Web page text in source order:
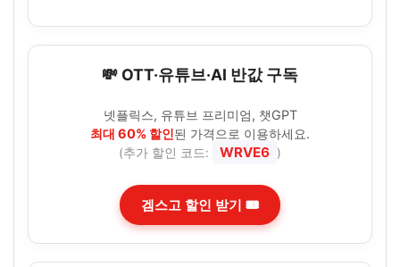
💸 OTT·유튜브·AI 반값 구독
넷플릭스, 유튜브 프리미엄, 챗GPT
최대 60% 할인된 가격으로 이용하세요.
(추가 할인 코드: WRVE6 )
겜스고 할인 받기 🎟️